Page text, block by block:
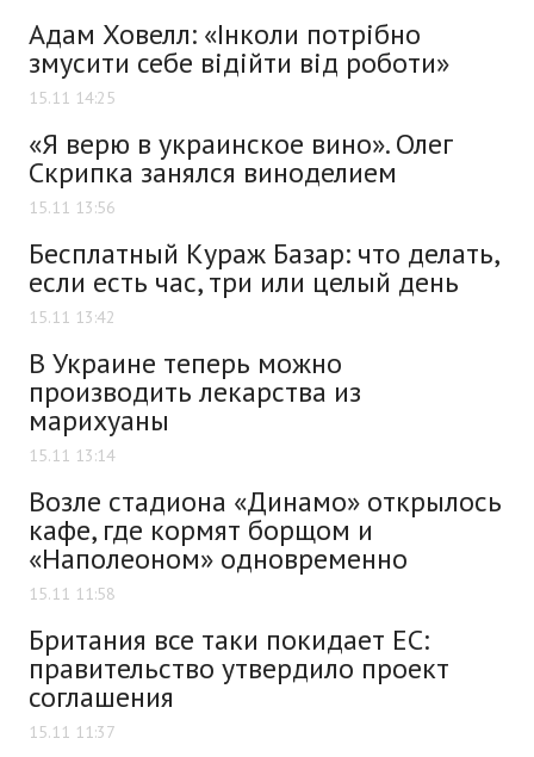
Адам Ховелл: «Інколи потрібно
змусити себе відійти від роботи»
15.11 14:25
«Я верю в украинское вино». Олег
Скрипка занялся виноделием
15.11 13:56
Бесплатный Кураж Базар: что делать,
если есть час, три или целый день
15.11 13:42
В Украине теперь можно
производить лекарства из
марихуаны
15.11 13:14
Возле стадиона «Динамо» открылось
кафе, где кормят борщом и
«Наполеоном» одновременно
15.11 11:58
Британия все таки покидает ЕС:
правительство утвердило проект
соглашения
15.11 11:37